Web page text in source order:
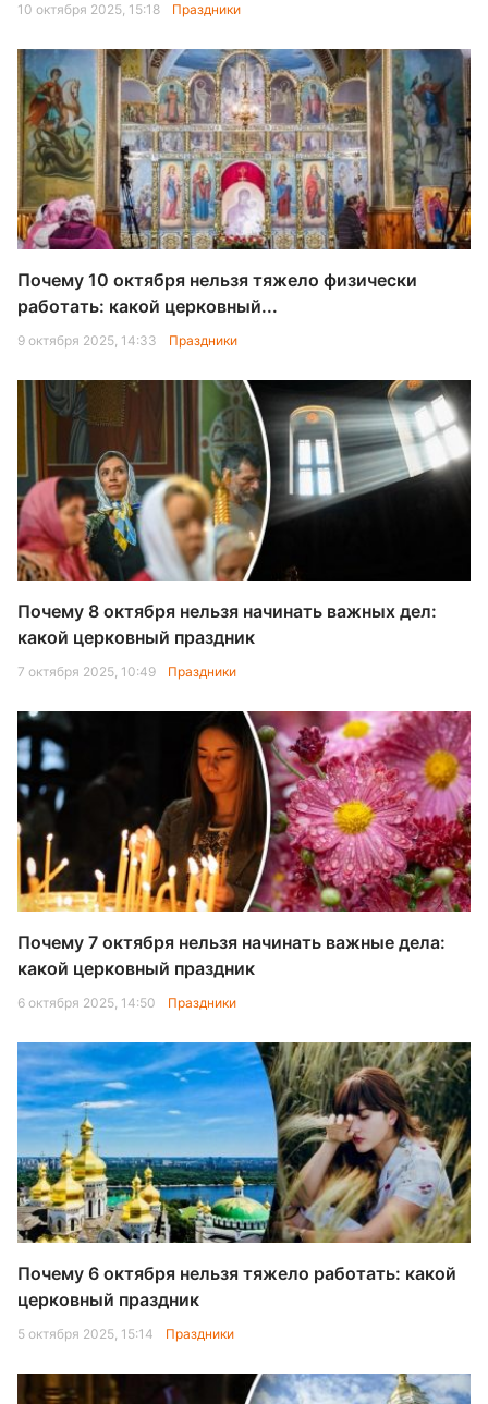
10 октября 2025, 15:18 Праздники
Почему 10 октября нельзя тяжело физически
работать: какой церковный...
9 октября 2025, 14:33 Праздники
Почему 8 октября нельзя начинать важных дел:
какой церковный праздник
7 октября 2025, 10:49 Праздники
Почему 7 октября нельзя начинать важные дела:
какой церковный праздник
6 октября 2025, 14:50 Праздники
Почему 6 октября нельзя тяжело работать: какой
церковный праздник
5 октября 2025, 15:14 Праздники